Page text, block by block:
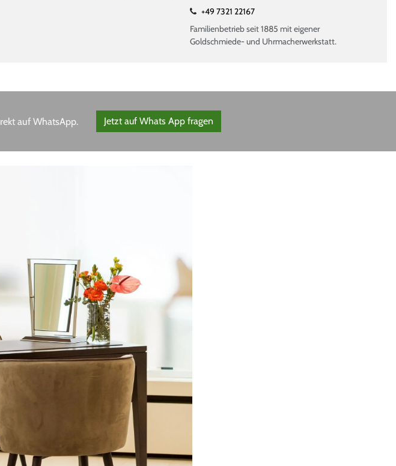
+49 7321 22167
Familienbetrieb seit 1885 mit eigener
Goldschmiede- und Uhrmacherwerkstatt.
auf WhatsApp. Jetzt auf Whats App fragen